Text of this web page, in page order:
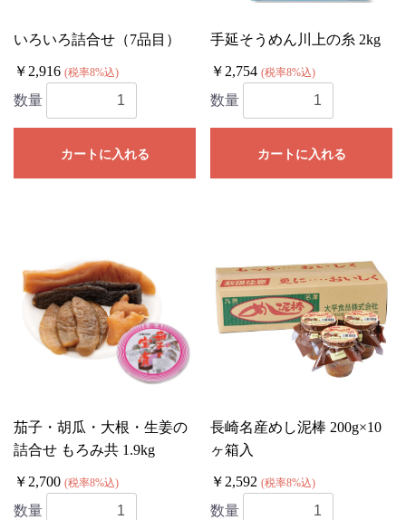
いろいろ詰合せ（7品目）
￥2,916 (税率8%込)
数量
カートに入れる
手延そうめん川上の糸 2kg
￥2,754 (税率8%込)
数量
カートに入れる
茄子・胡瓜・大根・生姜の
詰合せ もろみ共 1.9kg
￥2,700 (税率8%込)
数量
長崎名産めし泥棒 200g×10
ヶ箱入
￥2,592 (税率8%込)
数量